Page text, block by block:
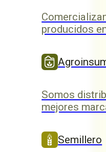
producidos
Somos
mejores
Semillero